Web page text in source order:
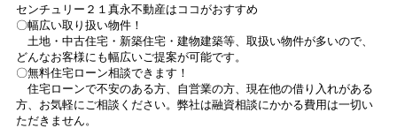
センチュリー２１真永不動産はココがおすすめ
〇幅広い取り扱い物件！
土地・中古住宅・新築住宅・建物建築等、取扱い物件が多いので、
どんなお客様にも幅広いご提案が可能です。
〇無料住宅ローン相談できます！
住宅ローンで不安のある方、自営業の方、現在他の借り入れがある
方、お気軽にご相談ください。弊社は融資相談にかかる費用は一切い
ただきません。